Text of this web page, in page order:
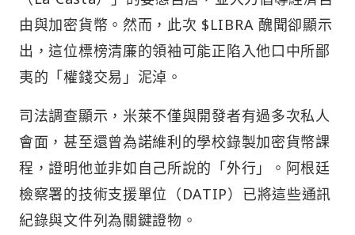
由與加密貨幣。然而，此次 $LIBRA 醜聞卻顯示
出，這位標榜清廉的領袖可能正陷入他口中所鄙
夷的「權錢交易」泥淖。
司法調查顯示，米萊不僅與開發者有過多次私人
會面，甚至還曾為諾維利的學校錄製加密貨幣課
程，證明他並非如自己所說的「外行」。阿根廷
檢察署的技術支援單位（DATIP）已將這些通訊
紀錄與文件列為關鍵證物。